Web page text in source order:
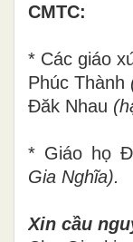
CMTC:
* Các giáo
Phúc Thành
Đăk Nhau
* Giáo họ
Gia Nghĩa).
Xin cầu